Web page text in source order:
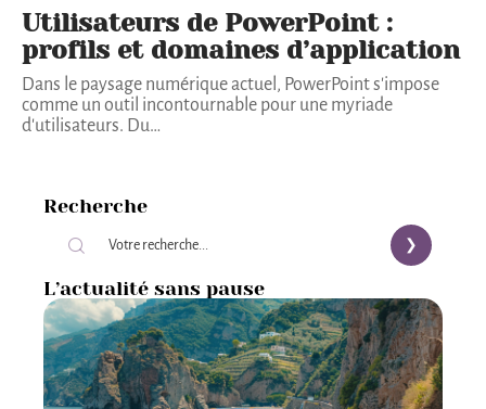
Utilisateurs de PowerPoint :
profils et domaines d’application
Dans le paysage numérique actuel, PowerPoint s'impose
comme un outil incontournable pour une myriade
d'utilisateurs. Du…
Recherche
L’actualité sans pause